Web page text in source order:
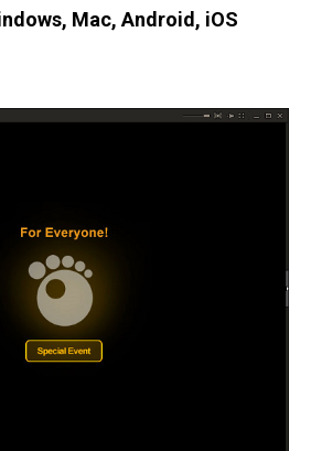
Mac, Android, iOS